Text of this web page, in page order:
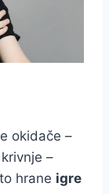
okidače –
–
hrane igre